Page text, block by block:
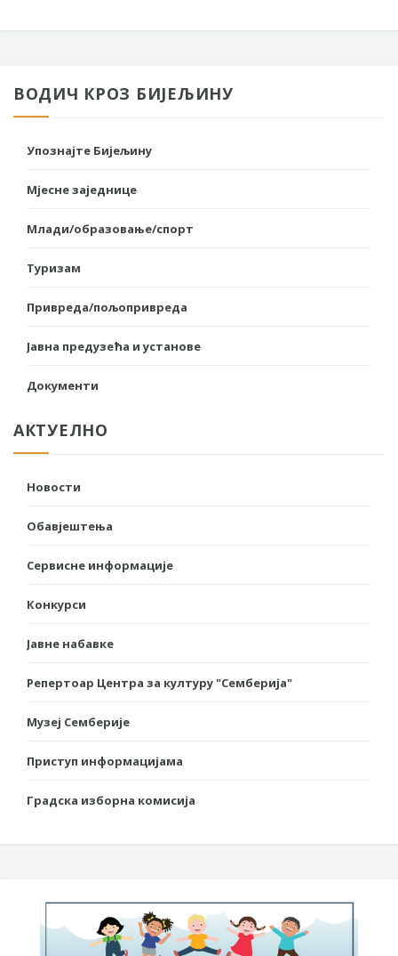
ВОДИЧ КРОЗ БИЈЕЉИНУ
Упознајте Бијељину
Мјесне заједнице
Млади/образовање/спорт
Туризам
Привреда/пољопривреда
Јавна предузећа и установе
Документи
АКТУЕЛНО
Новости
Обавјештења
Сервисне информације
Конкурси
Јавне набавке
Репертоар Центра за културу "Семберија"
Музеј Семберије
Приступ информацијама
Градска изборна комисија